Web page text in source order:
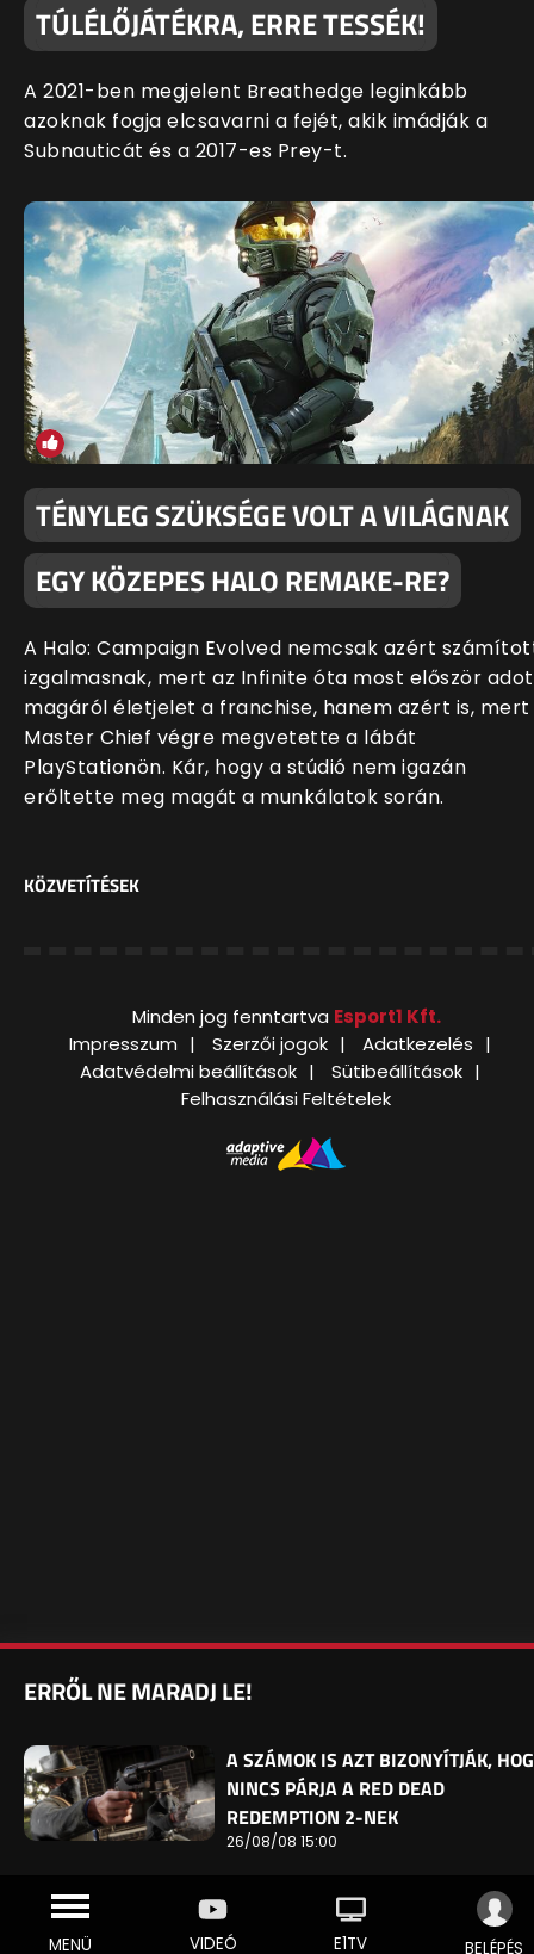
TÚLÉLŐJÁTÉKRA, ERRE TESSÉK!
A 2021-ben megjelent Breathedge leginkább
azoknak fogja elcsavarni a fejét, akik imádják a
Subnauticát és a 2017-es Prey-t.
TÉNYLEG SZÜKSÉGE VOLT A VILÁGNAK
EGY KÖZEPES HALO REMAKE-RE?
A Halo: Campaign Evolved nemcsak azért
izgalmasnak, mert az Infinite óta most először
magáról életjelet a franchise, hanem azért is, mert
Master Chief végre megvetette a lábát
PlayStationön. Kár, hogy a stúdió nem igazán
erőltette meg magát a munkálatok során.
KÖZVETÍTÉSEK
Minden jog fenntartva Esport1 Kft.
Impresszum
Szerzői jogok
Adatkezelés
Adatvédelmi beállítások
Sütibeállítások
Felhasználási Feltételek
MENÜ VIDEÓ E1TV BELÉPÉS
ERRŐL NE MARADJ LE!
A SZÁMOK IS AZT BIZONYÍTJÁK,
NINCS PÁRJA A RED DEAD
REDEMPTION 2-NEK
26/08/08 15:00